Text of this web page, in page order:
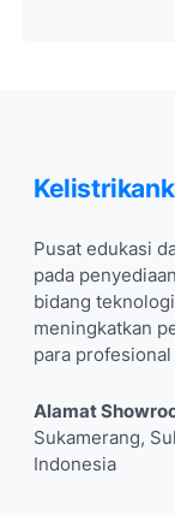
Pusat edukasi
pada
bidang
meningkatkan
para
Alamat
Sukamerang,
Indonesia